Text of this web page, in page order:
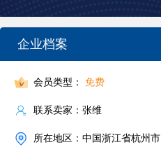
企业档案
会员类型： 免费
联系卖家：张维
所在地区：中国浙江省杭州市